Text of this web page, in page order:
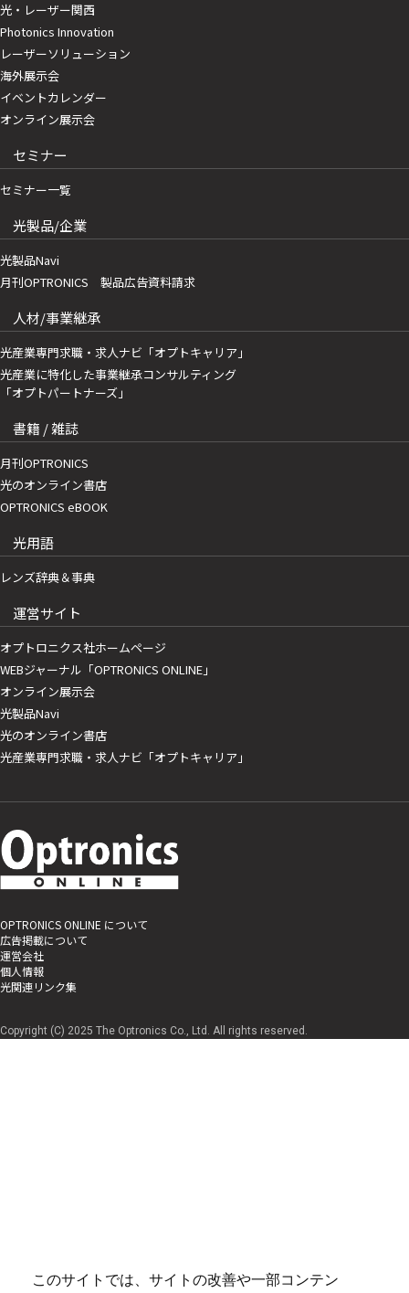
このサイトでは、サイトの改善や一部コンテン
光・レーザー関西
Photonics Innovation
レーザーソリューション
海外展示会
イベントカレンダー
オンライン展示会
セミナー
セミナー一覧
光製品/企業
光製品Navi
月刊OPTRONICS 製品広告資料請求
人材/事業継承
光産業専門求職・求人ナビ「オプトキャリア」
光産業に特化した事業継承コンサルティング
「オプトパートナーズ」
書籍 / 雑誌
月刊OPTRONICS
光のオンライン書店
OPTRONICS eBOOK
光用語
レンズ辞典＆事典
運営サイト
オプトロニクス社ホームページ
WEBジャーナル「OPTRONICS ONLINE」
オンライン展示会
光製品Navi
光のオンライン書店
光産業専門求職・求人ナビ「オプトキャリア」
OPTRONICS ONLINE について
広告掲載について
運営会社
個人情報
光関連リンク集
Copyright (C) 2025 The Optronics Co., Ltd. All rights reserved.